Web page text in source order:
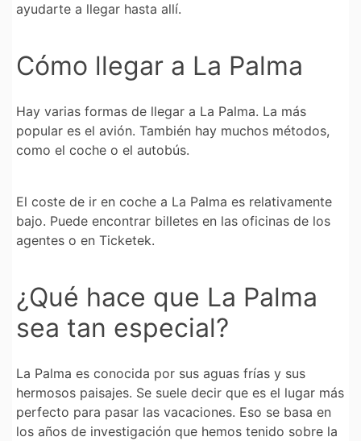
ayudarte a llegar hasta allí.
Cómo llegar a La Palma
Hay varias formas de llegar a La Palma. La más
popular es el avión. También hay muchos métodos,
como el coche o el autobús.
El coste de ir en coche a La Palma es relativamente
bajo. Puede encontrar billetes en las oficinas de los
agentes o en Ticketek.
¿Qué hace que La Palma
sea tan especial?
La Palma es conocida por sus aguas frías y sus
hermosos paisajes. Se suele decir que es el lugar más
perfecto para pasar las vacaciones. Eso se basa en
los años de investigación que hemos tenido sobre la